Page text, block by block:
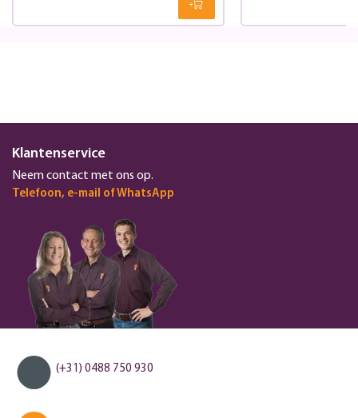
Klantenservice
Neem contact met ons op.
Telefoon, e-mail of WhatsApp
(+31) 0488 750 930